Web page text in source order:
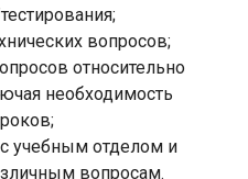
вопросов;
относительно
необходимость
учебным отделом и
вопросам.